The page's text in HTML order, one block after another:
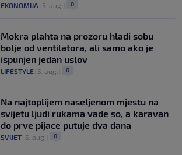
EKONOMIJA 5. aug. 0
Mokra plahta na prozoru hladi sobu
bolje od ventilatora, ali samo ako je
ispunjen jedan uslov
LIFESTYLE 5. aug. 0
Na najtoplijem naseljenom mjestu na
svijetu ljudi rukama vade so, a karavan
do prve pijace putuje dva dana
SVIJET 5. aug. 0